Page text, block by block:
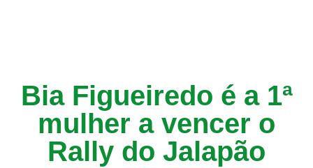
Bia Figueiredo é a 1ª
mulher a vencer o
Rally do Jalapão